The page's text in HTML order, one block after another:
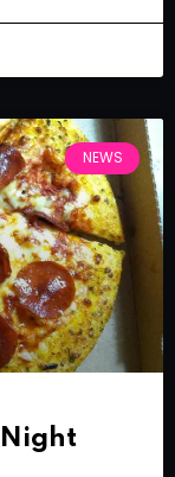
NEWS
Night